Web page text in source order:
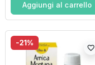
Aggiungi al carrello
-21%
favorite_border